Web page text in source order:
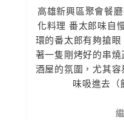
高雄新興區聚會餐
化料理 番太郎味自
環的番太郎有夠搶
著一隻剛烤好的串
酒屋的氛圍，尤其
味吸進去（